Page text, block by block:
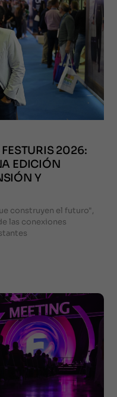
2026:
EDICIÓN
Y
construyen el futuro",
las conexiones